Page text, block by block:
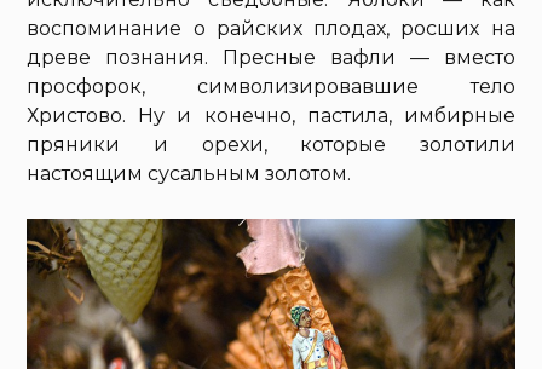
воспоминание о райских плодах, росших на
древе познания. Пресные вафли — вместо
просфорок, символизировавшие тело
Христово. Ну и конечно, пастила, имбирные
пряники и орехи, которые золотили
настоящим сусальным золотом.